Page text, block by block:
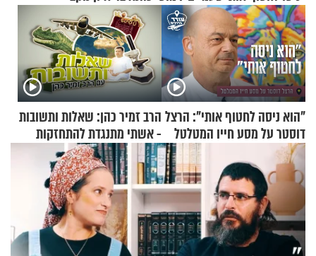
"הוא ניסה לחטוף אותי": הרצל
דוסטר על מסע חייו המטלטל
הרב זמיר כהן: שאלות ותשובות
- אשתי מתנגדת להתחזקות
שלי